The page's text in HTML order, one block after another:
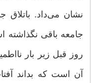
نشان می‌داد. باتلاق
جامعه باقی
روز قبل زیر بار
آن است که بداند